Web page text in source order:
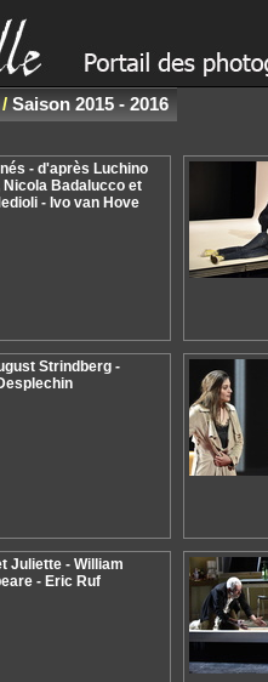
Saison 2015 - 2016
- d'après Luchino
Nicola Badalucco et
- Ivo van Hove
Strindberg -
Juliette - William
- Eric Ruf